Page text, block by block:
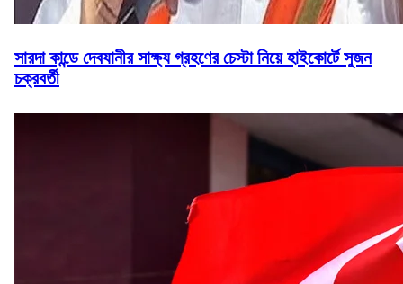
সারদা কান্ডে দেবযানীর সাক্ষ্য গ্রহণের চেস্টা নিয়ে হাইকোর্টে সুজন
চক্রবর্তী